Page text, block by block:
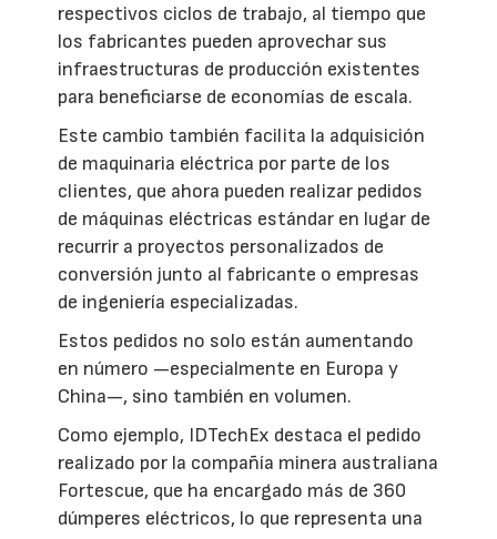
respectivos ciclos de trabajo, al tiempo que
los fabricantes pueden aprovechar sus
infraestructuras de producción existentes
para beneficiarse de economías de escala.
Este cambio también facilita la adquisición
de maquinaria eléctrica por parte de los
clientes, que ahora pueden realizar pedidos
de máquinas eléctricas estándar en lugar de
recurrir a proyectos personalizados de
conversión junto al fabricante o empresas
de ingeniería especializadas.
Estos pedidos no solo están aumentando
en número —especialmente en Europa y
China—, sino también en volumen.
Como ejemplo, IDTechEx destaca el pedido
realizado por la compañía minera australiana
Fortescue, que ha encargado más de 360
dúmperes eléctricos, lo que representa una